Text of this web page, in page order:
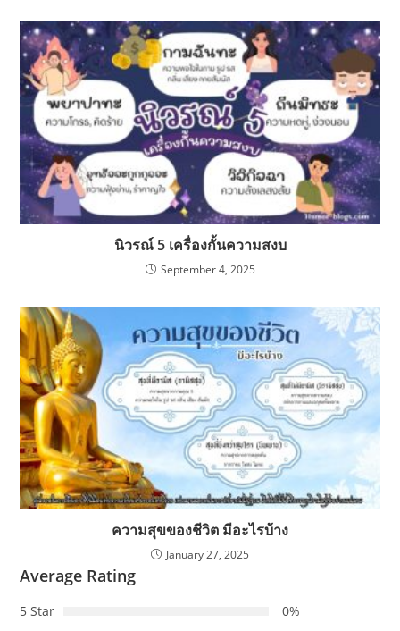
นิวรณ์ 5 เครื่องกั้นความสงบ
September 4, 2025
ความสุขของชีวิต มีอะไรบ้าง
January 27, 2025
Average Rating
5 Star
0%